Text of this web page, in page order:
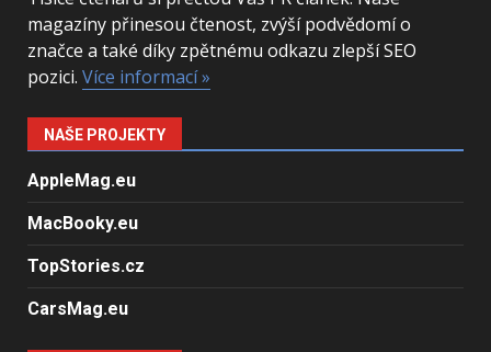
magazíny přinesou čtenost, zvýší podvědomí o
značce a také díky zpětnému odkazu zlepší SEO
pozici. Více informací »
NAŠE PROJEKTY
AppleMag.eu
MacBooky.eu
TopStories.cz
CarsMag.eu